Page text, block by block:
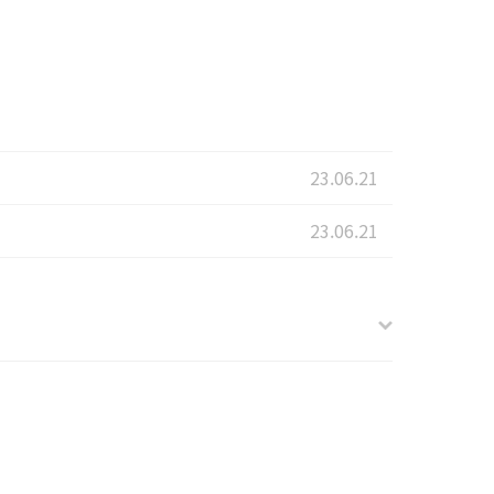
23.06.21
23.06.21